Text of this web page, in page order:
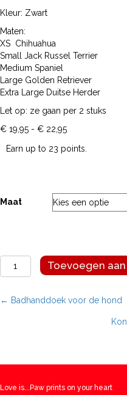
Kleur: Zwart
Maten:
XS Chihuahua
Small Jack Russel Terrier
Medium Spaniel
Large Golden Retriever
Extra Large Duitse Herder
Let op: ze gaan per 2 stuks
€ 19,95 - € 22,95Prijsklasse:
tot
Earn up to 23 points.
Maat
Hondenschoenen
2
aantal
Toevoegen
Posts
← Badhanddoek voor de hond
Love is...Paw prints on your heart